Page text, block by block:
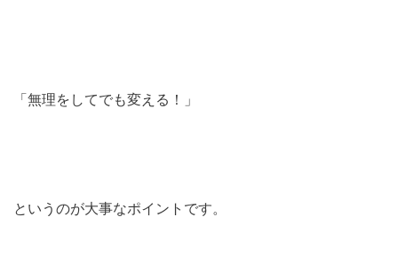
「無理をしてでも変える！」
というのが大事なポイントです。